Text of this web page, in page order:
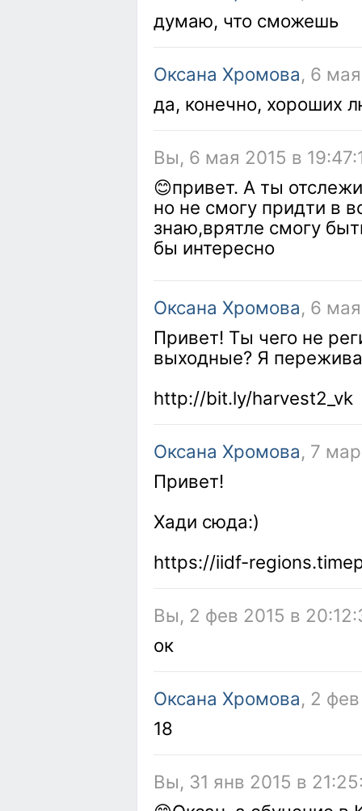
думаю, что сможешь
Оксана Хромова, 6
да, конечно, хороших
Вы, 6 мая 2015 в
😊привет. А ты
но не смогу придти в
знаю,врятле смогу
бы интересно
Оксана Хромова, 6
Привет! Ты чего не
выходные? Я
http://bit.ly/harvest2_vk
Оксана Хромова, 7
Привет!
Хади сюда:)
https://iidf-
Вы, 2 фев 2015 в
ок
Оксана Хромова, 2
18
Вы, 31 янв 2015 в